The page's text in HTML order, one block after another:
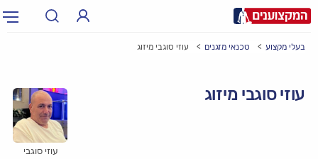
בעלי מקצוע טכנאי מזגנים עוזי סוגבי מיזוג
עוזי סוגבי
עוזי סוגבי מיזוג